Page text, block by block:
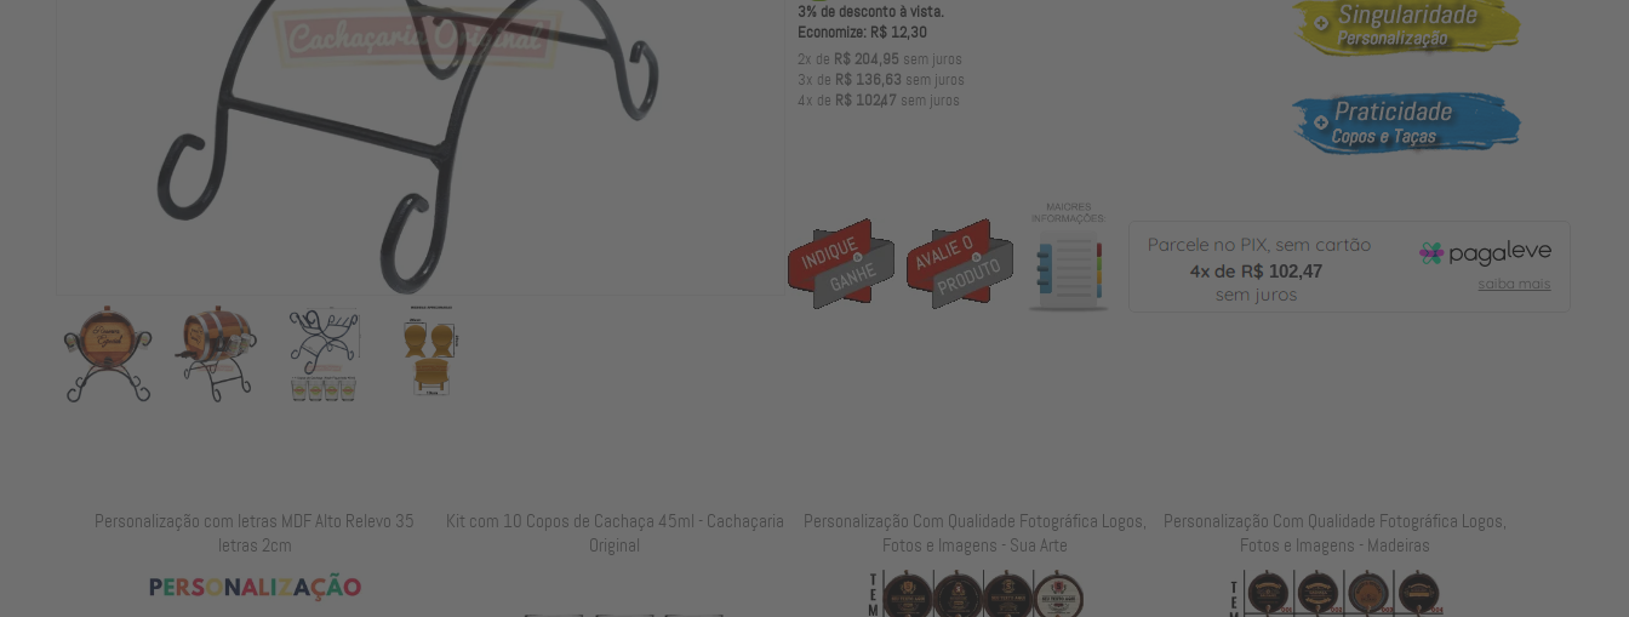
3% de desconto à vista.
Economize: R$ 12,30
2x de R$ 204,95 sem juros
3x de R$ 136,63 sem juros
4x de R$ 102,47 sem juros
102,47
Personalização com letras MDF Alto Relevo 35
letras 2cm
Kit com 10 Copos de Cachaça 45ml - Cachaçaria
Original
Personalização Com Qualidade Fotográfica Logos,
Fotos e Imagens - Sua Arte
Personalização Com Qualidade Fotográfica Logos,
Fotos e Imagens - Madeiras